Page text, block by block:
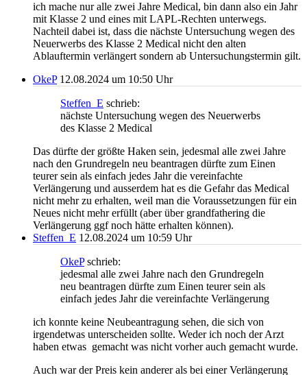
ich mache nur alle zwei Jahre Medical, bin dann also ein Jahr
mit Klasse 2 und eines mit LAPL-Rechten unterwegs.
Nachteil dabei ist, dass die nächste Untersuchung wegen des
Neuerwerbs des Klasse 2 Medical nicht den alten
Ablauftermin verlängert sondern ab Untersuchungstermin gilt.
OkeP 12.08.2024 um 10:50 Uhr
Steffen_E schrieb:
nächste Untersuchung wegen des Neuerwerbs
des Klasse 2 Medical
Das dürfte der größte Haken sein, jedesmal alle zwei Jahre
nach den Grundregeln neu beantragen dürfte zum Einen
teurer sein als einfach jedes Jahr die vereinfachte
Verlängerung und ausserdem hat es die Gefahr das Medical
nicht mehr zu erhalten, weil man die Voraussetzungen für ein
Neues nicht mehr erfüllt (aber über grandfathering die
Verlängerung ggf noch hätte erhalten können).
Steffen_E 12.08.2024 um 10:59 Uhr
OkePschrieb:
jedesmal alle zwei Jahre nach den Grundregeln
neu beantragen dürfte zum Einen teurer sein als
einfach jedes Jahr die vereinfachte Verlängerung
ich konnte keine Neubeantragung sehen, die sich von
irgendetwas unterscheiden sollte. Weder ich noch der Arzt
haben etwas gemacht was nicht vorher auch gemacht wurde.
Auch war der Preis kein anderer als bei einer Verlängerung